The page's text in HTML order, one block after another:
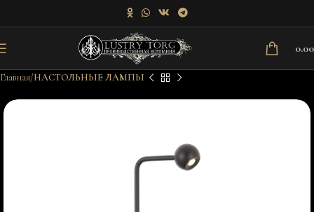
Главная НАСТОЛЬНЫЕ ЛАМПЫ